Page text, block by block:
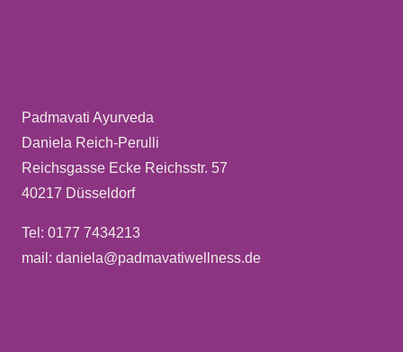
Padmavati Ayurveda
Daniela Reich-Perulli
Reichsgasse Ecke Reichsstr. 57
40217 Düsseldorf
Tel: 0177 7434213
mail: daniela@padmavatiwellness.de